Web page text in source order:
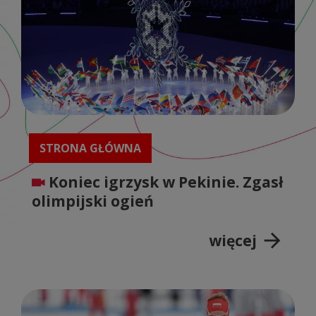
STRONA GŁÓWNA
Koniec igrzysk w Pekinie. Zgasł
olimpijski ogień
więcej arrow_forward